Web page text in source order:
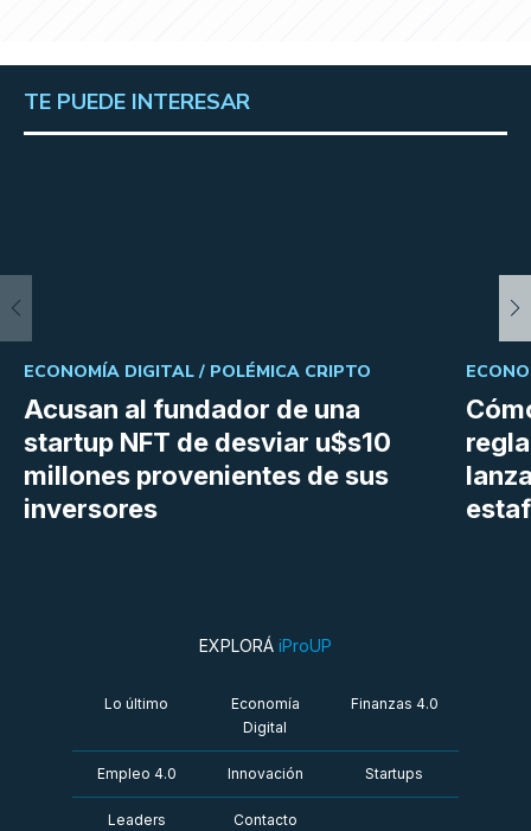
TE PUEDE INTERESAR
Acusan al fundador de una
startup NFT de desviar u$s10
millones provenientes de sus
inversores
ECONOMÍA DIGITAL / POLÉMICA CRIPTO
EXPLORÁ iProUP
Lo último
Economía
Digital
Finanzas 4.0
Empleo 4.0 Innovación Startups
Leaders Contacto